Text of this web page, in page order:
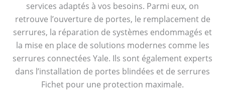
services adaptés à vos besoins. Parmi eux, on
retrouve l’ouverture de portes, le remplacement de
serrures, la réparation de systèmes endommagés et
la mise en place de solutions modernes comme les
serrures connectées Yale. Ils sont également experts
dans l’installation de portes blindées et de serrures
Fichet pour une protection maximale.